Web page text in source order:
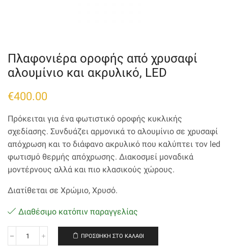
Πλαφονιέρα οροφής από χρυσαφί
αλουμίνιο και ακρυλικό, LED
€400.00
Πρόκειται για ένα φωτιστικό οροφής κυκλικής
σχεδίασης. Συνδυάζει αρμονικά το αλουμίνιο σε χρυσαφί
απόχρωση και το διάφανο ακρυλικό που καλύπτει τον led
φωτισμό θερμής απόχρωσης. Διακοσμεί μοναδικά
μοντέρνους αλλά και πιο κλασικούς χώρους.
Διατίθεται σε Χρώμιο, Χρυσό.
Διαθέσιμο κατόπιν παραγγελίας
Πλαφονιέρα
ΠΡΟΣΘΉΚΗ ΣΤΟ ΚΑΛΆΘΙ